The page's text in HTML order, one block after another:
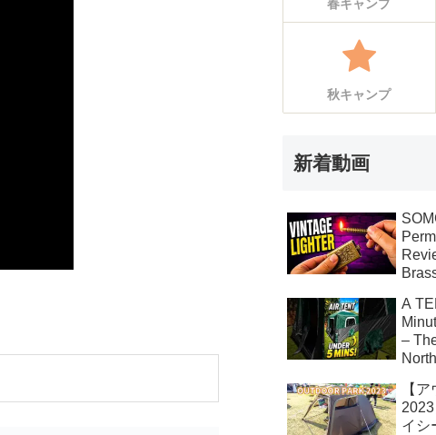
春キャンプ
秋キャンプ
新着動画
A
–
【
イシ